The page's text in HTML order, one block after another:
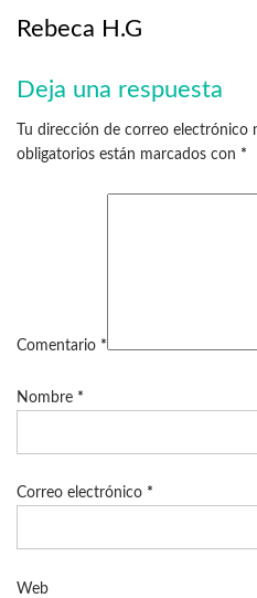
Rebeca H.G
Deja una respuesta
Tu dirección de correo electrónico
obligatorios están marcados con *
Comentario *
Nombre *
Correo electrónico *
Web